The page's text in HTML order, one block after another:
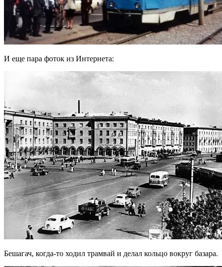
И еще пара фоток из Интернета:
Бешагач, когда-то ходил трамвай и делал кольцо вокруг базара.